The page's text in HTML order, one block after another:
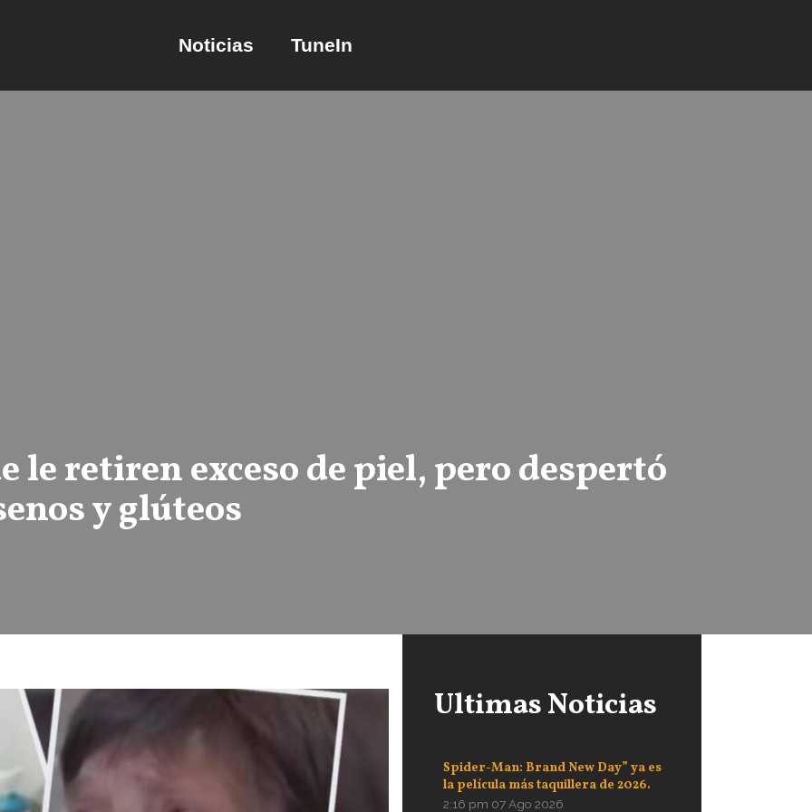
Noticias TuneIn
le retiren exceso de piel, pero despertó
y glúteos
Ultimas Noticias
Spider-Man: Brand New Day” ya es
la película más taquillera de 2026.
2:16 pm 07 Ago 2026